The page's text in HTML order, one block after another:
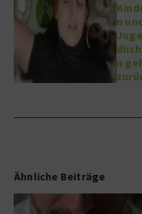
n
n
Ähnliche Beiträge